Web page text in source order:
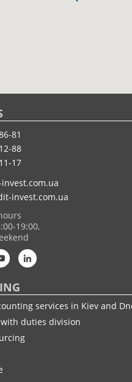
81
88
17
invest.com.ua
19:00,
services in Kiev and
duties division